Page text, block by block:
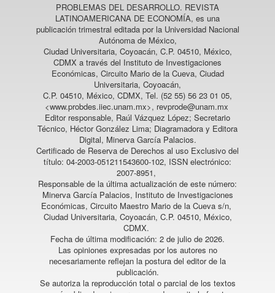
PROBLEMAS DEL DESARROLLO. REVISTA
LATINOAMERICANA DE ECONOMÍA, es una
publicación trimestral editada por la Universidad Nacional
Autónoma de México,
Ciudad Universitaria, Coyoacán, C.P. 04510, México,
CDMX a través del Instituto de Investigaciones
Económicas, Circuito Mario de la Cueva, Ciudad
Universitaria, Coyoacán,
C.P. 04510, México, CDMX, Tel. (52 55) 56 23 01 05,
<www.probdes.iiec.unam.mx>, revprode@unam.mx
Editor responsable, Raúl Vázquez López; Secretario
Técnico, Héctor González Lima; Diagramadora y Editora
Digital, Minerva García Palacios.
Certificado de Reserva de Derechos al uso Exclusivo del
título: 04-2003-051211543600-102, ISSN electrónico:
2007-8951,
Responsable de la última actualización de este número:
Minerva García Palacios, Instituto de Investigaciones
Económicas, Circuito Maestro Mario de la Cueva s/n,
Ciudad Universitaria, Coyoacán, C.P. 04510, México,
CDMX.
Fecha de última modificación: 2 de julio de 2026.
Las opiniones expresadas por los autores no
necesariamente reflejan la postura del editor de la
publicación.
Se autoriza la reproducción total o parcial de los textos